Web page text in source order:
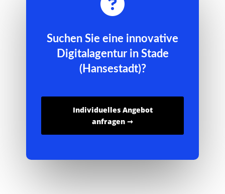
Suchen Sie eine innovative
Digitalagentur in Stade
(Hansestadt)?
Individuelles Angebot
anfragen ➞